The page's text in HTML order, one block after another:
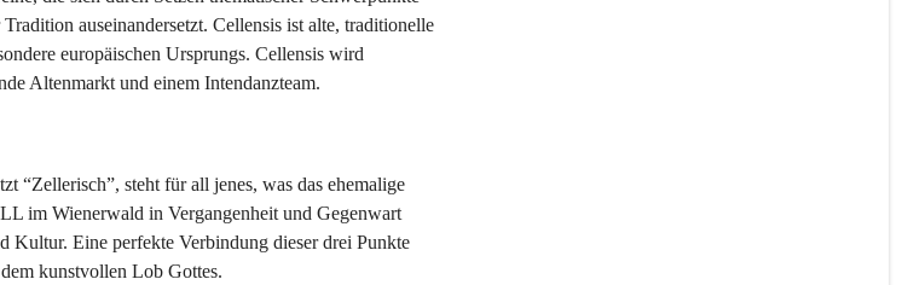
auseinandersetzt. Cellensis ist alte, traditionelle
europäischen Ursprungs. Cellensis wird
Altenmarkt und einem Intendanzteam.
“Zellerisch”, steht für all jenes, was das ehemalige
im Wienerwald in Vergangenheit und Gegenwart
Kultur. Eine perfekte Verbindung dieser drei Punkte
kunstvollen Lob Gottes.